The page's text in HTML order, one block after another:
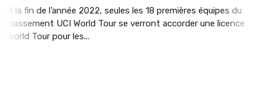
À la fin de l’année 2022, seules les 18 premières équipes du
classement UCI World Tour se verront accorder une licence
world Tour pour les...